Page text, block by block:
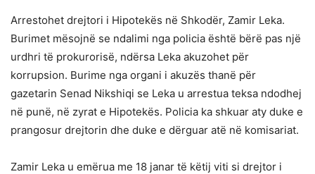
Arrestohet drejtori i Hipotekës në Shkodër, Zamir Leka.
Burimet mësojnë se ndalimi nga policia është bërë pas një
urdhri të prokurorisë, ndërsa Leka akuzohet për
korrupsion. Burime nga organi i akuzës thanë për
gazetarin Senad Nikshiqi se Leka u arrestua teksa ndodhej
në punë, në zyrat e Hipotekës. Policia ka shkuar aty duke e
prangosur drejtorin dhe duke e dërguar atë në komisariat.
Zamir Leka u emërua me 18 janar të këtij viti si drejtor i